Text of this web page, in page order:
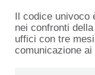
Il codice
nei confronti
uffici con tre
comunicazione